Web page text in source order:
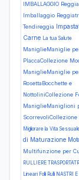
IMBALLAGGIO
Imballaggio
Tendireggia
Carne La tua Salute
ManiglieManiglie
PlaccaCollezione
ManiglieManiglie
RosettaBocchette e
NottoliniCollezione
ManiglieManiglioni
ScorrevoliCollezione
Migliorare la Vita Sessuale
di Maturazione
Multifunzione per
RULLIERE
Lineari Folli Rulli NASTRI